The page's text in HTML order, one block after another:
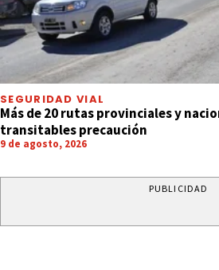
SEGURIDAD VIAL
Más de 20 rutas provinciales y
transitables precaución
9 de agosto, 2026
PUBLICIDAD